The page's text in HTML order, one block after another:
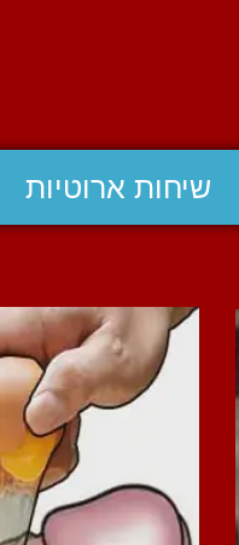
שיחות ארוטיות